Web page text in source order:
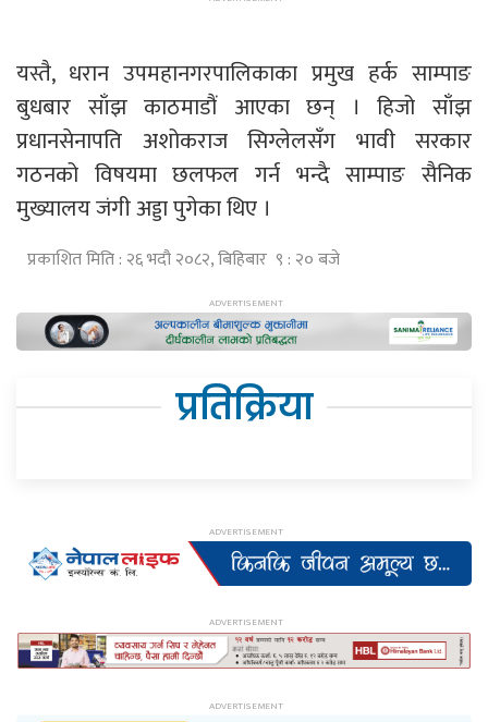
यस्तै, धरान उपमहानगरपालिकाका प्रमुख हर्क साम्पाङ
बुधबार साँझ काठमाडौं आएका छन् । हिजो साँझ
प्रधानसेनापति अशोकराज सिग्लेलसँग भावी सरकार
गठनको विषयमा छलफल गर्न भन्दै साम्पाङ सैनिक
मुख्यालय जंगी अड्डा पुगेका थिए ।
प्रकाशित मिति : २६ भदौ २०८२, बिहिबार ९ : २० बजे
प्रतिक्रिया